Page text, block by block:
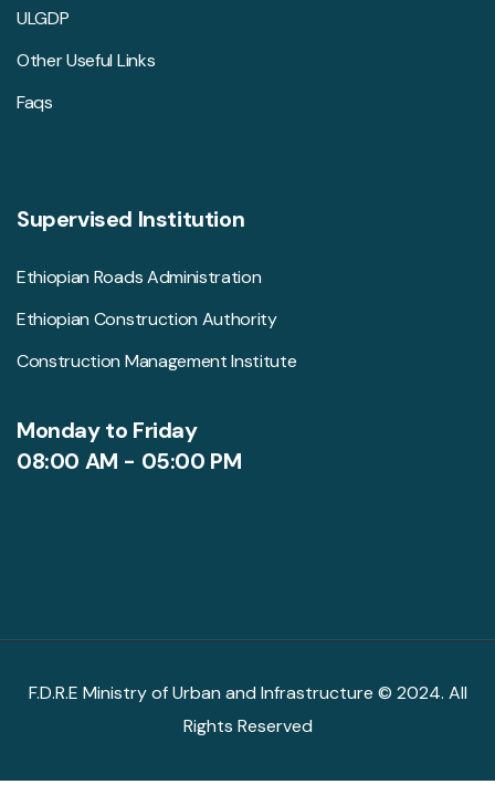
ULGDP
Other Useful Links
Faqs
Supervised Institution
Ethiopian Roads Administration
Ethiopian Construction Authority
Construction Management Institute
Monday to Friday
08:00 AM - 05:00 PM
F.D.R.E Ministry of Urban and Infrastructure © 2024. All
Rights Reserved